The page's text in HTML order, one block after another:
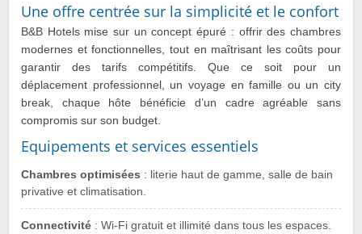
Une offre centrée sur la simplicité et le confort
B&B Hotels mise sur un concept épuré : offrir des chambres
modernes et fonctionnelles, tout en maîtrisant les coûts pour
garantir des tarifs compétitifs. Que ce soit pour un
déplacement professionnel, un voyage en famille ou un city
break, chaque hôte bénéficie d’un cadre agréable sans
compromis sur son budget.
Equipements et services essentiels
Chambres optimisées : literie haut de gamme, salle de bain
privative et climatisation.
Connectivité : Wi‑Fi gratuit et illimité dans tous les espaces.